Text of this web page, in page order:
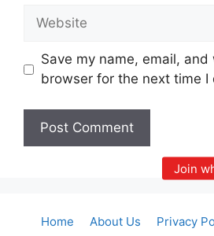
Website
Save my name, email,
browser for the next time I
Home About Us Privacy